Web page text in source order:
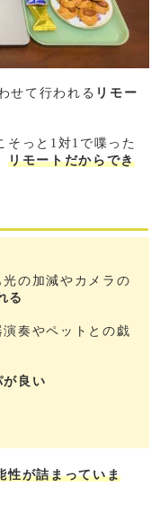
せて行われる リモー
そっと1対1で喋った
リモートだからでき
の加減やカメラの
る
奏やペットとの戯
が良い
性が詰まっていま